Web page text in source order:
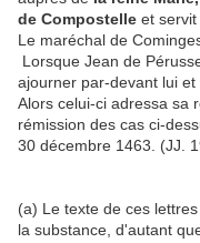
de Compostelle et
Le maréchal de
Lorsque Jean de
ajourner par-devant lui
Alors celui-ci adressa sa
rémission des cas ci-
30 décembre 1463. (JJ.
(a) Le texte de ces
la substance, d'autant